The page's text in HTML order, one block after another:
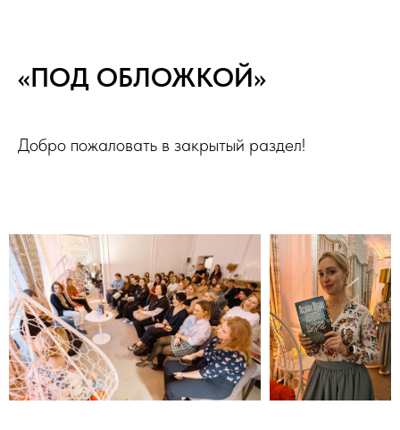
«ПОД ОБЛОЖКОЙ»
Добро пожаловать в закрытый раздел!